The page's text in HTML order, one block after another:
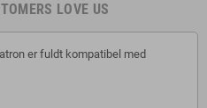
LOVE US
er fuldt kompatibel med